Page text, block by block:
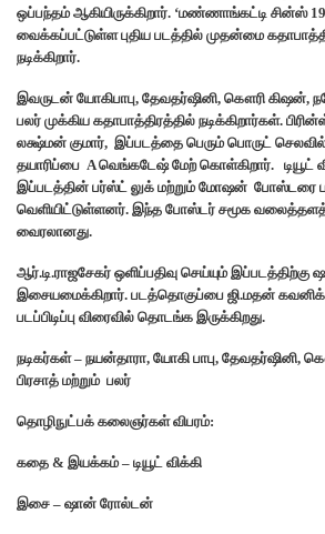
ஒப்பந்தம் ஆகியிருக்கிறார். ‘மண்ணாங்கட்டி சின்ஸ்
வைக்கப்பட்டுள்ள புதிய படத்தில் முதன்மை
நடிக்கிறார்.
இவருடன் யோகிபாபு, தேவதர்ஷினி, கௌரி கிஷன்,
பலர் முக்கிய கதாபாத்திரத்தில் நடிக்கிறார்கள்.
லக்ஷ்மன் குமார், இப்படத்தை பெரும் பொருட்
தயாரிப்பை A வெங்கடேஷ் மேற் கொள்கிறார். டியூட்
இப்படத்தின் பர்ஸ்ட் லுக் மற்றும் மோஷன் போஸ்டரை
வெளியிட்டுள்ளனர். இந்த போஸ்டர் சமூக
வைரலானது.
ஆர்.டி.ராஜசேகர் ஒளிப்பதிவு செய்யும்
இசையமைக்கிறார். படத்தொகுப்பை ஜி.மதன்
படப்பிடிப்பு விரைவில் தொடங்க இருக்கிறது.
நடிகர்கள் – நயன்தாரா, யோகி பாபு, தேவதர்ஷினி,
பிரசாத் மற்றும் பலர்
தொழிநுட்பக் கலைஞர்கள் விபரம்:
கதை & இயக்கம் – டியூட் விக்கி
இசை – ஷான் ரோல்டன்